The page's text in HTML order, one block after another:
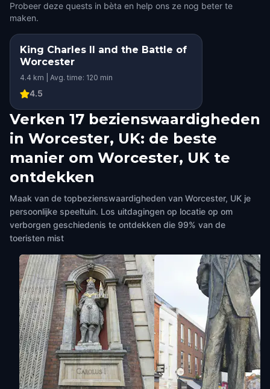
Probeer deze quests in bèta en help ons ze nog beter te
maken.
King Charles II and the Battle of
Worcester
4.4 km | Avg. time: 120 min
4.5
Verken 17 bezienswaardigheden
in Worcester, UK: de beste
manier om Worcester, UK te
ontdekken
Maak van de topbezienswaardigheden van Worcester, UK je
persoonlijke speeltuin. Los uitdagingen op locatie op om
verborgen geschiedenis te ontdekken die 99% van de
toeristen mist